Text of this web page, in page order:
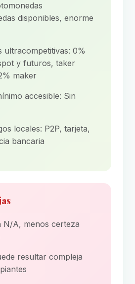
disponibles, enorme
ultracompetitivas: 0%
y futuros, taker
maker
accesible: Sin
locales: P2P, tarjeta,
bancaria
N/A, menos certeza
resultar compleja